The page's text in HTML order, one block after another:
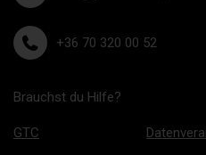
+36 70 320 00 52
Brauchst du Hilfe?
GTC